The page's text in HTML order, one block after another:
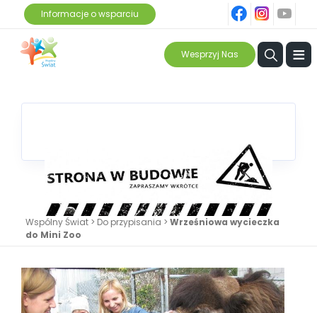
Informacje o wsparciu
ins
Wesprzyj Nas ≡
Wspólny Świat > Do przypisania > Wrześniowa wycieczka
do Mini Zoo